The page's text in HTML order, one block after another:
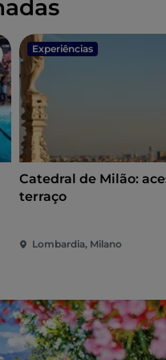
Experiências
Catedral de Milão:
terraço
Lombardia, Milano